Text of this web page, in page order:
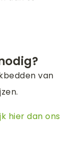
van
hier dan ons